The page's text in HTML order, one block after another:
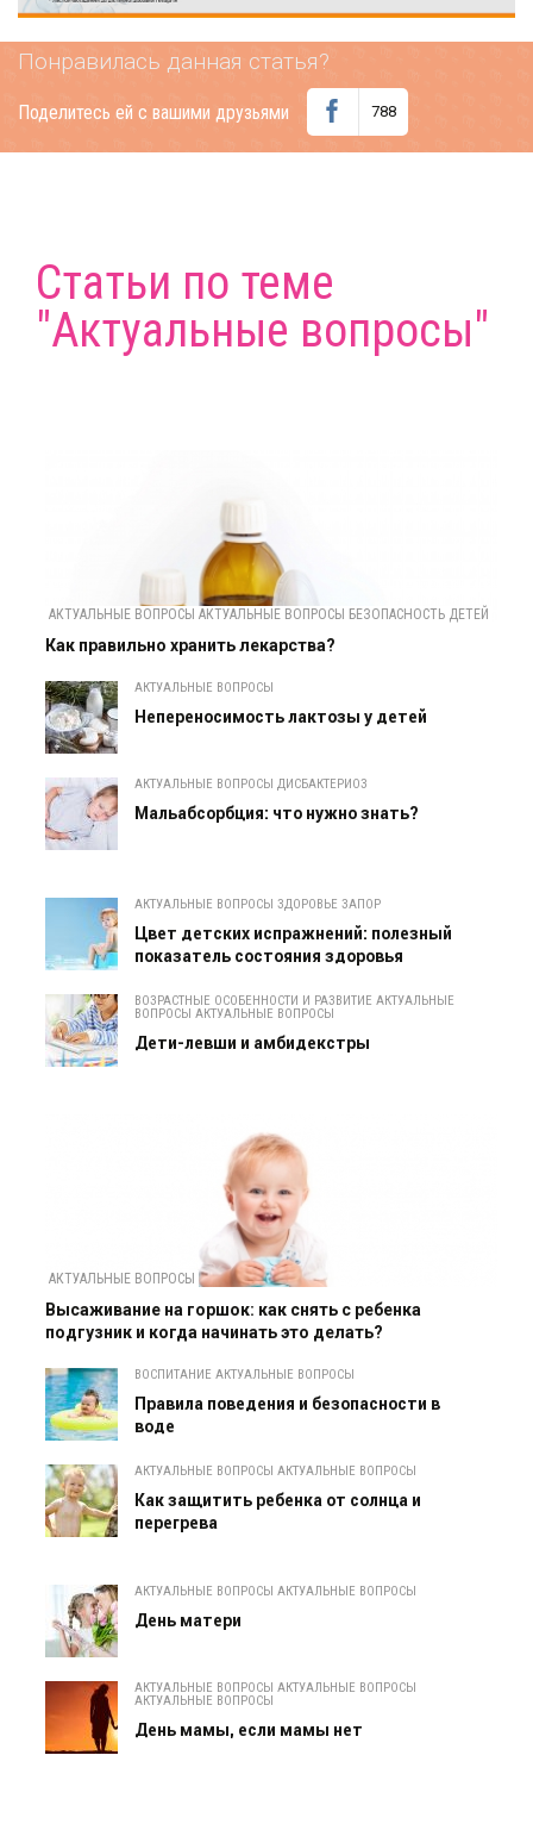
Понравилась данная статья?
Поделитесь ей с вашими друзьями 788
Статьи по теме
"Актуальные вопросы"
АКТУАЛЬНЫЕ ВОПРОСЫ АКТУАЛЬНЫЕ ВОПРОСЫ БЕЗОПАСНОСТЬ ДЕТЕЙ
Как правильно хранить лекарства?
АКТУАЛЬНЫЕ ВОПРОСЫ
Непереносимость лактозы у детей
АКТУАЛЬНЫЕ ВОПРОСЫ ДИСБАКТЕРИОЗ
Мальабсорбция: что нужно знать?
АКТУАЛЬНЫЕ ВОПРОСЫ ЗДОРОВЬЕ ЗАПОР
Цвет детских испражнений: полезный
показатель состояния здоровья
ВОЗРАСТНЫЕ ОСОБЕННОСТИ И РАЗВИТИЕ АКТУАЛЬНЫЕ
ВОПРОСЫ АКТУАЛЬНЫЕ ВОПРОСЫ
Дети-левши и амбидекстры
АКТУАЛЬНЫЕ ВОПРОСЫ
Высаживание на горшок: как снять с ребенка
подгузник и когда начинать это делать?
ВОСПИТАНИЕ АКТУАЛЬНЫЕ ВОПРОСЫ
Правила поведения и безопасности в
воде
АКТУАЛЬНЫЕ ВОПРОСЫ АКТУАЛЬНЫЕ ВОПРОСЫ
Как защитить ребенка от солнца и
перегрева
АКТУАЛЬНЫЕ ВОПРОСЫ АКТУАЛЬНЫЕ ВОПРОСЫ
День матери
АКТУАЛЬНЫЕ ВОПРОСЫ АКТУАЛЬНЫЕ ВОПРОСЫ
АКТУАЛЬНЫЕ ВОПРОСЫ
День мамы, если мамы нет